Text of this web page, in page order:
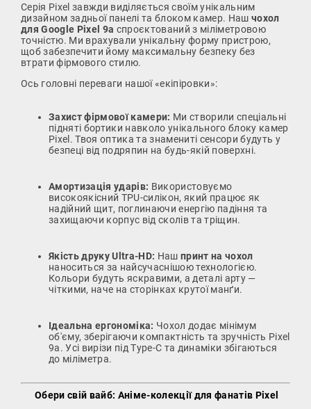
Серія Pixel завжди виділяється своїм унікальним
дизайном задньої панелі та блоком камер. Нашчохол
для Google Pixel 9a спроєктований з міліметровою
точністю. Ми врахували унікальну форму пристрою,
щоб забезпечити йому максимальну безпеку без
втрати фірмового стилю.
Ось головні переваги нашої «екіпіровки»:
Захист фірмової камери: Ми створили спеціальні
підняті бортики навколо унікального блоку камер
Pixel. Твоя оптика та знамениті сенсори будуть у
безпеці від подряпин на будь-якій поверхні.
Амортизація ударів: Використовуємо
високоякісний TPU-силікон, який працює як
надійний щит, поглинаючи енергію падіння та
захищаючи корпус від сколів та тріщин.
Якість друку Ultra-HD: Нашпринт на чохол
наноситься за найсучаснішою технологією.
Кольори будуть яскравими, а деталі арту —
чіткими, наче на сторінках крутої манґи.
Ідеальна ергономіка: Чохол додає мінімум
об'єму, зберігаючи компактність та зручність Pixel
9a. Усі вирізи під Type-C та динаміки збігаються
до міліметра.
Обери свій вайб: Аніме-колекції для фанатів Pixel